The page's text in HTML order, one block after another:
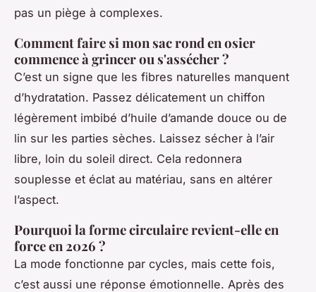
pas un piège à complexes.
Comment faire si mon sac rond en osier
commence à grincer ou s'assécher ?
C’est un signe que les fibres naturelles manquent
d’hydratation. Passez délicatement un chiffon
légèrement imbibé d’huile d’amande douce ou de
lin sur les parties sèches. Laissez sécher à l’air
libre, loin du soleil direct. Cela redonnera
souplesse et éclat au matériau, sans en altérer
l’aspect.
Pourquoi la forme circulaire revient-elle en
force en 2026 ?
La mode fonctionne par cycles, mais cette fois,
c’est aussi une réponse émotionnelle. Après des